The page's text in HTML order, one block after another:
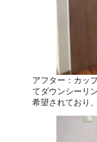
アフター：カッ
てダウンシーリ
希望されており